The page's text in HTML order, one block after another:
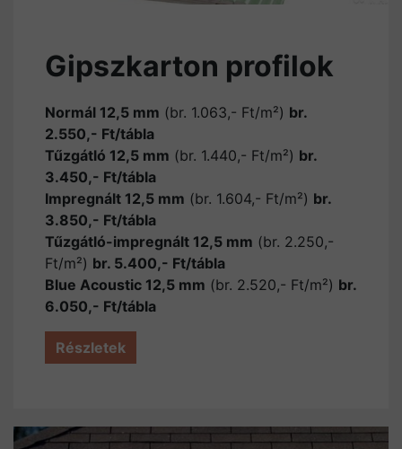
Gipszkarton profilok
Normál 12,5 mm (br. 1.063,- Ft/m²) br.
2.550,- Ft/tábla
Tűzgátló 12,5 mm (br. 1.440,- Ft/m²) br.
3.450,- Ft/tábla
Impregnált 12,5 mm (br. 1.604,- Ft/m²) br.
3.850,- Ft/tábla
Tűzgátló-impregnált 12,5 mm (br. 2.250,-
Ft/m²) br. 5.400,- Ft/tábla
Blue Acoustic 12,5 mm (br. 2.520,- Ft/m²) br.
6.050,- Ft/tábla
Részletek